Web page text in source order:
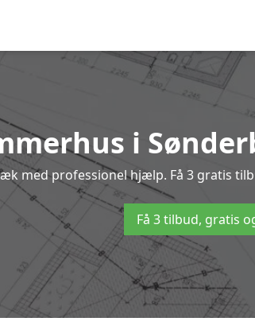
i
med professionel hjælp. Få 3 gratis
Få 3 tilbud, gratis